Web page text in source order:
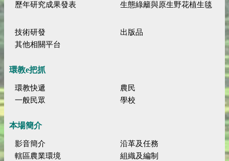
歷年研究成果發表
生態綠籬與原生野花植生毯
技術研發
出版品
其他相關平台
環教e把抓
環教快遞
農民
一般民眾
學校
本場簡介
影音簡介
沿革及任務
轄區農業環境
組織及編制